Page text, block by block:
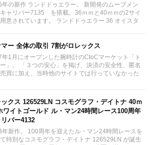
年の新作 ランドドゥエラー。 新開発のムーブメン
ャリバー7135 を搭載。36ｍｍと40ｍｍの2サイ
意されています。 ランドドゥエラー 36 オイスタ
マー 全体の取引 7割がロレックス
年1月にオープンした腕時計のCtoCマーケット「ト
」。 「３つの安心」を掲げ、決済の安全性、匿名
買に加え、当時他のサイトでは行っていなかった
ックス 126529LN コスモグラフ・デイトナ 40ｍ
ワイトゴールド ル・マン24時間レース100周年
バー4132
年新作。 100周年を迎えたル・マン24時間レースを
特別なコスモグラフ・デイトナ 126529LN が誕生